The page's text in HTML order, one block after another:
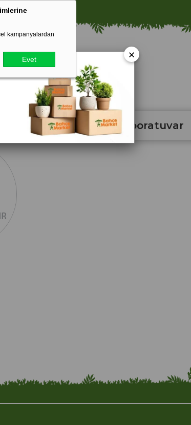
kampanyalardan
Evet
ÜCRETSİZ!
Tohum Laboratuvar
×